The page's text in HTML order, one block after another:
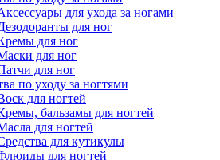
для ухода за ногами
для ног
для ног
для ног
для ног
по уходу за ногтями
для ногтей
бальзамы для ногтей
для ногтей
для кутикулы
для ногтей